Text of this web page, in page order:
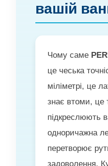
вашій
Чому саме
це чеська
міліметрі, це
знає втоми, це
підкреслюють
одноричажна
перетворює
задоволення.